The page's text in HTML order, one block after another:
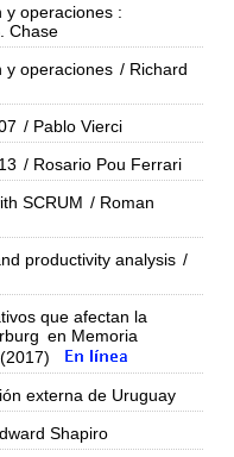
y operaciones :
Chase
y operaciones / Richard
/ Pablo Vierci
/ Rosario Pou Ferrari
SCRUM / Roman
productivity analysis /
que afectan la
en Memoria
externa de Uruguay
Shapiro